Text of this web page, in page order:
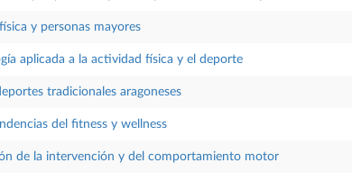
y personas mayores
aplicada a la actividad física y el deporte
tradicionales aragoneses
del fitness y wellness
de la intervención y del comportamiento motor